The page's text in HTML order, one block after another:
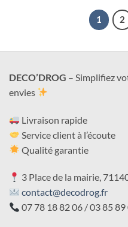
1 2
DECO’DROG – Simplifiez
envies
Livraison rapide
Service client à l’écoute
Qualité garantie
3 Place de la mairie,
contact@decodrog.fr
07 78 18 82 06 / 03 85 89